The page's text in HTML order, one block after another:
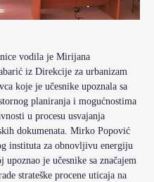
vodila je Mirijana
iz Direkcije za urbanizam
koje je učesnike upoznala sa
planiranja i mogućnostima
u procesu usvajanja
dokumenata. Mirko Popović
instituta za obnovljivu energiju
je učesnike sa značajem
strateške procene uticaja na